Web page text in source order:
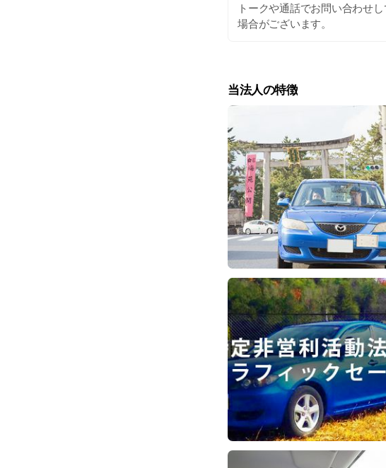
トークや通話でお問い合わせ
場合がございます。
当法人の特徴